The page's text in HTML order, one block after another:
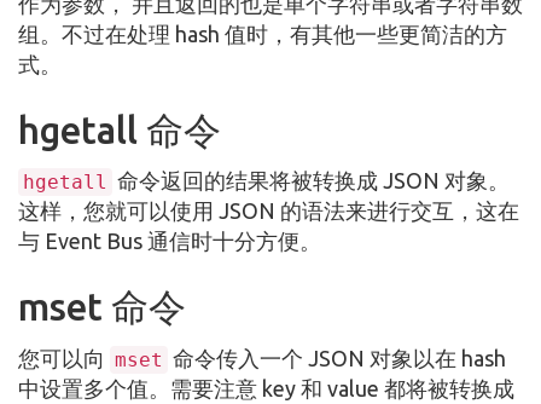
组。不过在处理 hash 值时，有其他一些更简洁的方
式。
hgetall 命令
hgetall 命令返回的结果将被转换成 JSON 对象。
这样，您就可以使用 JSON 的语法来进行交互，这在
与 Event Bus 通信时十分方便。
mset 命令
您可以向 mset 命令传入一个 JSON 对象以在 hash
中设置多个值。需要注意 key 和 value 都将被转换成